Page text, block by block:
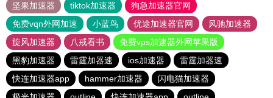
坚果加速器
tiktok加速器
狗急加速器官网
免费vqn外网加速
小蓝鸟 优途加速器官网
风驰加速器
旋风加速器
八戒看书
免费vps加速器外网苹果版
黑豹加速器
雷霆加器速 ios加速器
雷霆加器速
快连加速器app
hammer加速器
闪电猫加速器